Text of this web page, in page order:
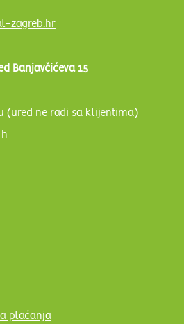
zagreb.hr
Banjavčićeva 15
(ured ne radi sa klijentima)
plaćanja